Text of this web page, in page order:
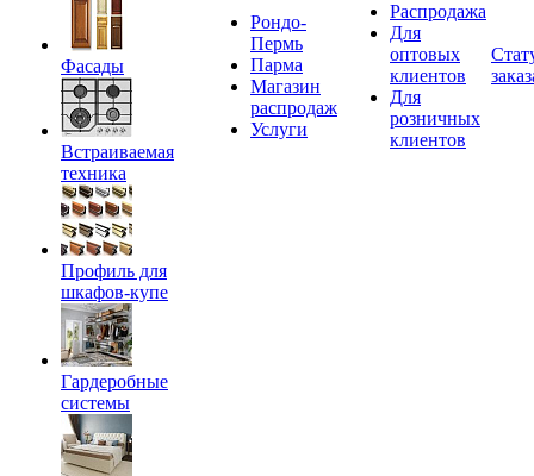
Фасады
Встраиваемая
техника
Профиль для
шкафов-купе
Гардеробные
системы
Рондо-
Пермь
Парма
Магазин
распродаж
Услуги
Распродажа
Для
оптовых
клиентов
Для
розничных
клиентов